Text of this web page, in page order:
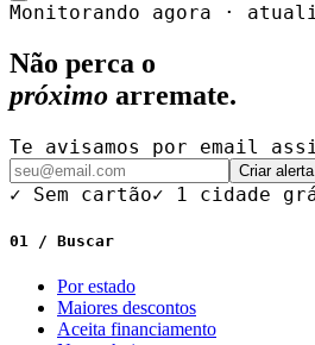
Monitorando agora ·
Não perca o
próximo arremate.
Te avisamos por email
Criar
✓ Sem cartão✓ 1 cidade
01 / Buscar
Por estado
Maiores descontos
Aceita financiamento